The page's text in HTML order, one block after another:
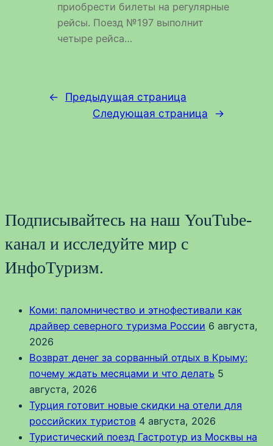
приобрести билеты на регулярные
рейсы. Поезд №197 выполнит
четыре рейса…
←
Предыдущая страница
Следующая страница
→
Подписывайтесь на наш YouTube-
канал и исследуйте мир с
ИнфоТуризм.
Коми: паломничество и этнофестивали как
драйвер северного туризма России 6 августа,
2026
Возврат денег за сорванный отдых в Крыму:
почему ждать месяцами и что делать 5
августа, 2026
Турция готовит новые скидки на отели для
российских туристов 4 августа, 2026
Туристический поезд Гастротур из Москвы на